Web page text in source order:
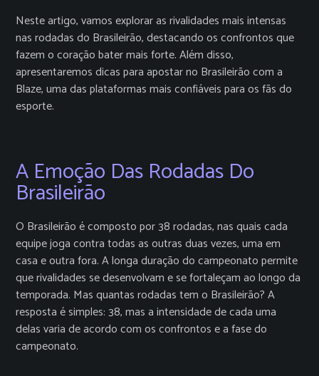
Neste artigo, vamos explorar as rivalidades mais intensas
nas rodadas do Brasileirão, destacando os confrontos que
fazem o coração bater mais forte. Além disso,
apresentaremos dicas para apostar no Brasileirão com a
Blaze, uma das plataformas mais confiáveis para os fãs do
esporte.
A Emoção Das Rodadas Do
Brasileirão
O Brasileirão é composto por 38 rodadas, nas quais cada
equipe joga contra todas as outras duas vezes, uma em
casa e outra fora. A longa duração do campeonato permite
que rivalidades se desenvolvam e se fortaleçam ao longo da
temporada. Mas quantas rodadas tem o Brasileirão? A
resposta é simples: 38, mas a intensidade de cada uma
delas varia de acordo com os confrontos e a fase do
campeonato.